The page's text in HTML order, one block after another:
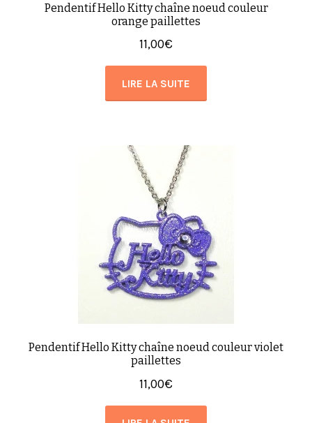
Pendentif Hello Kitty chaîne noeud couleur
orange paillettes
11,00€
LIRE LA SUITE
Pendentif Hello Kitty chaîne noeud couleur violet
paillettes
11,00€